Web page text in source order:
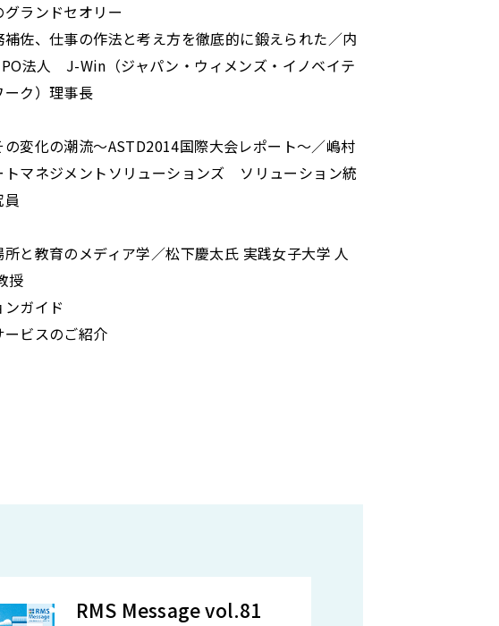
ランドセオリー
補佐、仕事の作法と考え方を徹底的に鍛えられた／内
法人 J-Win（ジャパン・ウィメンズ・イノベイテ
ーク）理事長
変化の潮流～ASTD2014国際大会レポート～／嶋村
マネジメントソリューションズ ソリューション統
と教育のメディア学／松下慶太氏 実践女子大学 人
授
ガイド
ビスのご紹介
RMS Message vol.81